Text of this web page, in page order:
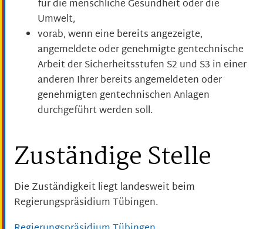
für die menschliche Gesundheit oder die
Umwelt,
vorab, wenn eine bereits angezeigte,
angemeldete oder genehmigte gentechnische
Arbeit der Sicherheitsstufen S2 und S3 in einer
anderen Ihrer bereits angemeldeten oder
genehmigten gentechnischen Anlagen
durchgeführt werden soll.
Zuständige Stelle
Die Zuständigkeit liegt landesweit beim
Regierungspräsidium Tübingen.